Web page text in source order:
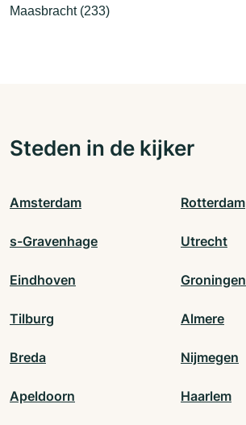
Maasbracht (233)
Steden in de kijker
Amsterdam Rotterdam
s-Gravenhage Utrecht
Eindhoven Groningen
Tilburg Almere
Breda Nijmegen
Apeldoorn Haarlem